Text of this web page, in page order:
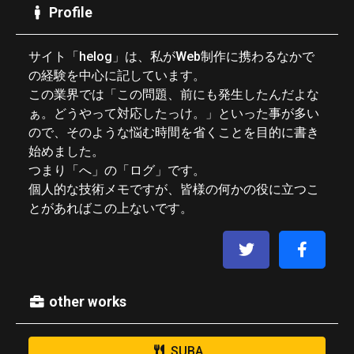
Profile
サイト「helog」は、私がWeb制作に携わるなかで
の経験を中心に記しています。
この業界では「この問題、前にも発生したんだよな
ぁ。どうやって対応したっけ。」といった事が多い
ので、そのような悩む時間を省くことを目的に書き
始めました。
つまり「へ」の「ログ」です。
個人的な技術メモですが、皆様の何かの役に立つこ
とがあればこの上ないです。
other works